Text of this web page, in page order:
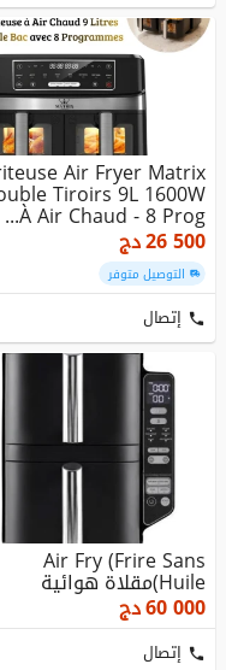
Air Fryer Matrix
Tiroirs 9L 1600W
À Air Chaud - 8 Prog...
26 500دج
التوصيل متوفر
إتصال
Air Fry (Frire Sans
Huile)مقلاة هوائية
60 000دج
إتصال